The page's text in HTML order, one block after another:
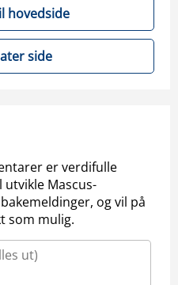
hovedside
side
er verdifulle
Mascus-
og vil på
som mulig.